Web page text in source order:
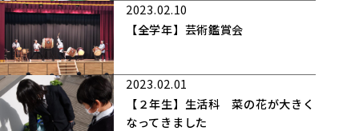
2023.02.10
【全学年】芸術鑑賞会
2023.02.01
【２年生】生活科 菜の花が大きく
なってきました